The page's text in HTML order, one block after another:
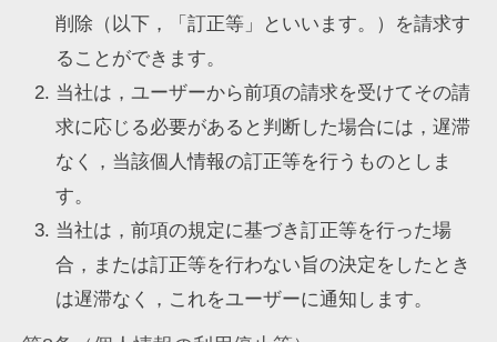
削除（以下，「訂正等」といいます。）を請求す
ることができます。
当社は，ユーザーから前項の請求を受けてその請
求に応じる必要があると判断した場合には，遅滞
なく，当該個人情報の訂正等を行うものとしま
す。
当社は，前項の規定に基づき訂正等を行った場
合，または訂正等を行わない旨の決定をしたとき
は遅滞なく，これをユーザーに通知します。